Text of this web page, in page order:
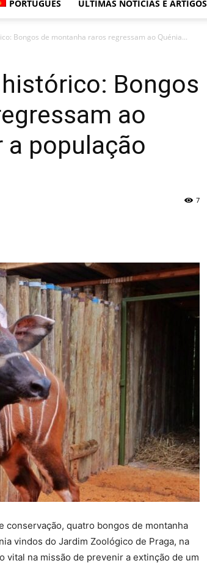
PORTUGUÊS ÚLTIMAS NOTÍCIAS E ARTIGOS
Bongos de montanha raros regressam ao Quénia...
Bongos
ao
a população
7
conservação, quatro bongos de montanha
vindos do Jardim Zoológico de Praga, na
vital na missão de prevenir a extinção de um